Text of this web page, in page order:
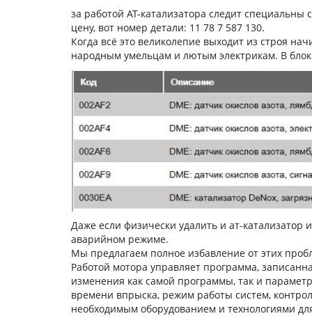
за работой AT-катализатора следит
цену, вот номер детали: 11 78 7 587 130.
Когда всё это великолепие выходит из строя
народным умельцам и лютым электрикам. В
Даже если физически удалить и ат-катализатор
аварийном режиме.
Мы предлагаем полное избавление от этих
Работой мотора управляет программа,
изменения как самой программы, так и
времени впрыска, режим работы систем,
необходимым оборудованием и технологиями